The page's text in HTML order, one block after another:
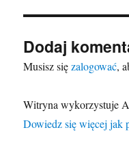
Dodaj
Musisz sięzalogować,
Witryna wykorzystuje
Dowiedz się więcej jak